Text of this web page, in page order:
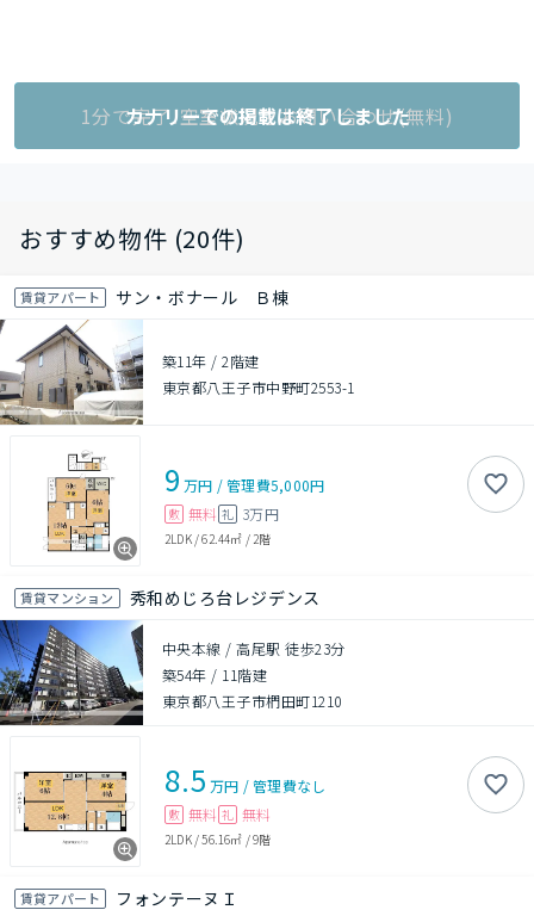
1分で完了!空室状況をお問い合わせ(無料)
カナリーでの掲載は終了しました
おすすめ物件 (20件)
賃貸アパート サン・ボナール Ｂ棟
築11年 /2階建
東京都八王子市中野町2553-1
9 万円 /管理費5,000円
敷 無料 礼 3万円
2LDK/62.44㎡ / 2階
賃貸マンション 秀和めじろ台レジデンス
中央本線 / 高尾駅 徒歩23分
築54年 / 11階建
東京都八王子市椚田町1210
8.5 万円 /管理費なし
敷 無料 礼 無料
2LDK/56.16㎡ /9階
賃貸アパート フォンテーヌＩ